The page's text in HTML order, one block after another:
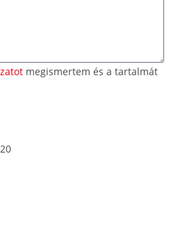
megismertem és a tartalmát